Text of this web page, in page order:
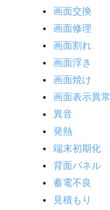
画面交換
画面修理
画面割れ
画面浮き
画面焼け
画面表示異常
異音
発熱
端末初期化
背面パネル
蓄電不良
見積もり